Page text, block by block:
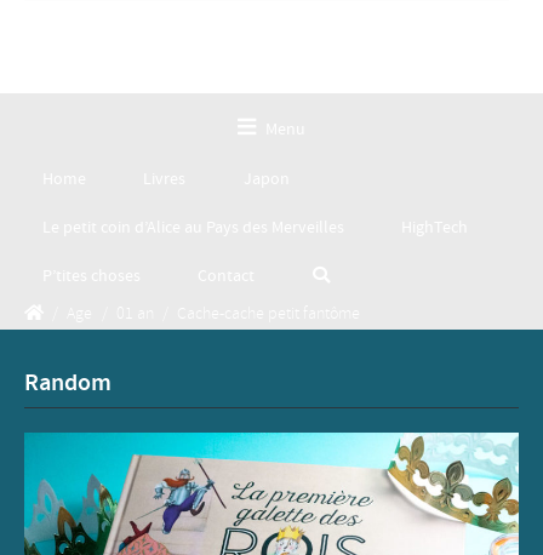
Random